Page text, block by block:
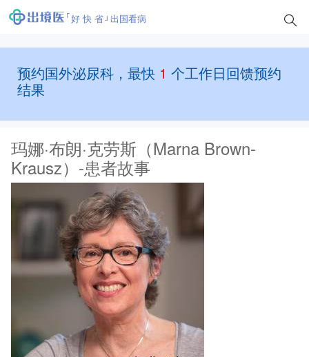
好 快 省 出国看病
预约国外泌尿科，最快 1 个工作日回馈预约
结果
玛娜·布朗·克劳斯（Marna Brown-
Krausz）-患者故事